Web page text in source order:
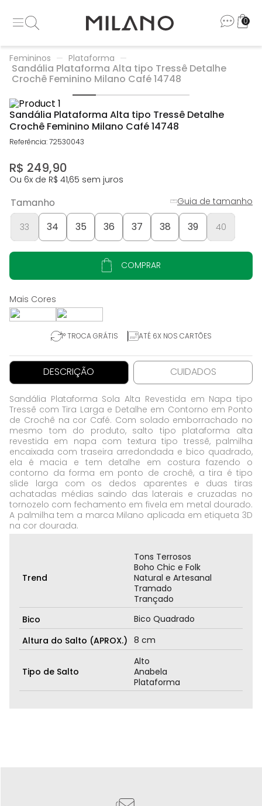
0
Femininos Plataforma
Sandália Plataforma Alta tipo Tressê Detalhe
Crochê Feminino Milano Café 14748
Sandália Plataforma Alta tipo Tressê Detalhe
Crochê Feminino Milano Café 14748
Referência:72530043
R$ 249,90
Ou 6x de R$ 41,65 sem juros
Tamanho
33 34 35 36 37 38 39 40
Guia de tamanho
COMPRAR
1° TROCA GRÁTIS ATÉ 6X NOS CARTÕES
DESCRIÇÃO CUIDADOS
Sandália Plataforma Sola Alta Revestida em Napa tipo
Tressê com Tira Larga e Detalhe em Contorno em Ponto
de Crochê na cor Café. Com solado emborrachado no
mesmo tom do produto, salto tipo plataforma alta
revestida em napa com textura tipo tressê, palmilha
encaixada com traseira arredondada e bico quadrado,
ela é macia e tem detalhe em costura fazendo o
contorno da forma em ponto de crochê, a tira é tipo
slide larga com os dedos aparentes e duas tiras
achatadas médias saindo das laterais e cruzadas no
tornozelo com fechamento em fivela em metal dourado.
A palmilha tem a marca Milano aplicada em etiqueta 3D
na cor dourada.
Trend
Tons Terrosos
Boho Chic e Folk
Natural e Artesanal
Tramado
Trançado
Bico
Bico Quadrado
Altura do Salto (APROX.) 8 cm
Tipo de Salto
Alto
Anabela
Plataforma